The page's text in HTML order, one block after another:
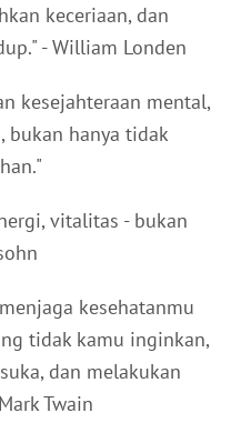
keceriaan, dan
- William Londen
kesejahteraan mental,
bukan hanya tidak
vitalitas - bukan
kesehatanmu
tidak kamu inginkan,
dan melakukan
Twain